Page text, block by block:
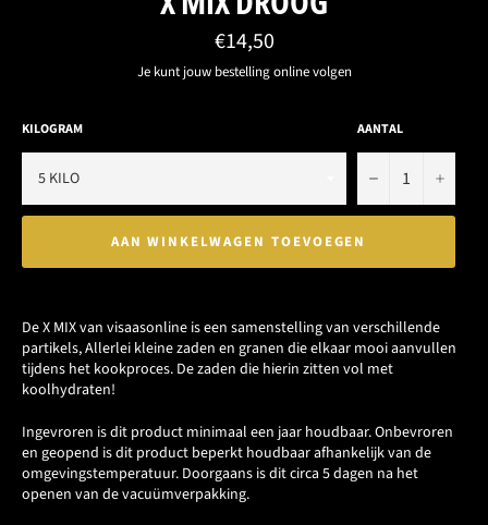
Normale
prijs
€14,50
Je kunt jouw bestelling online volgen
KILOGRAM AANTAL
− +
AAN WINKELWAGEN TOEVOEGEN
De X MIX van visaasonline is een samenstelling van verschillende
partikels, Allerlei kleine zaden en granen die elkaar mooi aanvullen
tijdens het kookproces. De zaden die hierin zitten vol met
koolhydraten!
Ingevroren is dit product minimaal een jaar houdbaar. Onbevroren
en geopend is dit product beperkt houdbaar afhankelijk van de
omgevingstemperatuur. Doorgaans is dit circa 5 dagen na het
openen van de vacuümverpakking.